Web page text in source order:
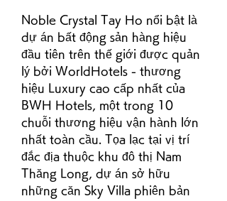
Noble Crystal Tay Ho nổi bật là
dự án bất động sản hàng hiệu
đầu tiên trên thế giới được quản
lý bởi WorldHotels - thương
hiệu Luxury cao cấp nhất của
BWH Hotels, một trong 10
chuỗi thương hiệu vận hành lớn
nhất toàn cầu. Tọa lạc tại vị trí
đắc địa thuộc khu đô thị Nam
Thăng Long, dự án sở hữu
những căn Sky Villa phiên bản